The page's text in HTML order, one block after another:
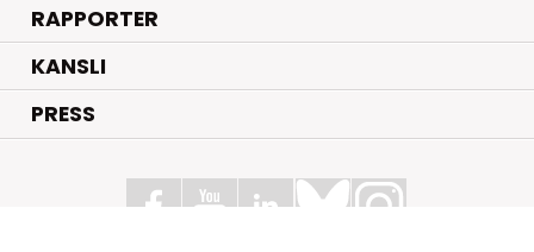
RAPPORTER
KANSLI
PRESS